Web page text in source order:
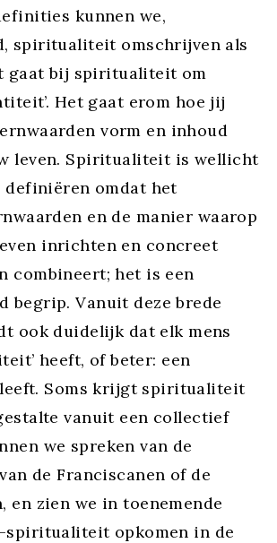
kunnen we,
spiritualiteit omschrijven als
gaat bij spiritualiteit om
Het gaat erom hoe jij
vorm en inhoud
leven. Spiritualiteit is wellicht
omdat het
en de manier waarop
inrichten en concreet
combineert; het is een
begrip. Vanuit deze brede
ook duidelijk dat elk mens
heeft, of beter: een
Soms krijgt spiritualiteit
vanuit een collectief
we spreken van de
de Franciscanen of de
en zien we in toenemende
spiritualiteit opkomen in de